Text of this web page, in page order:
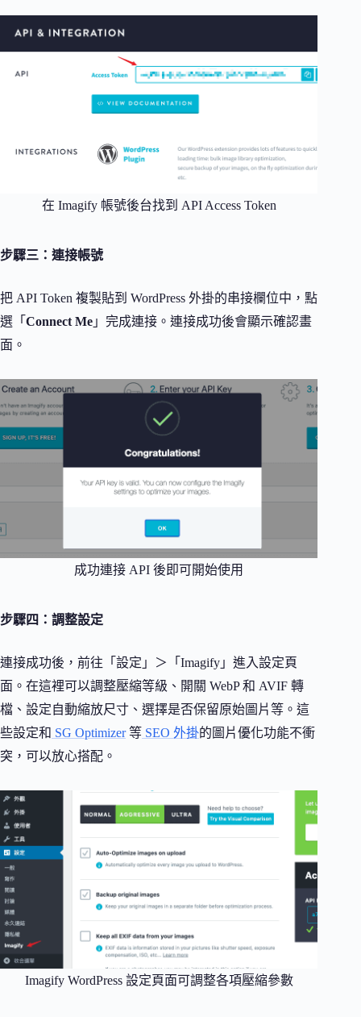
在 Imagify 帳號後台找到 API Access Token
步驟三：連接帳號
把 API Token 複製貼到 WordPress 外掛的串接欄位中，點
選「 Connect Me 」完成連接。連接成功後會顯示確認畫
面。
成功連接 API 後即可開始使用
步驟四：調整設定
連接成功後，前往「設定」＞「Imagify」進入設定頁
面。在這裡可以調整壓縮等級、開關 WebP 和 AVIF 轉
檔、設定自動縮放尺寸、選擇是否保留原始圖片等。這
些設定和 SG Optimizer等 SEO 外掛的圖片優化功能不衝
突，可以放心搭配。
Imagify WordPress 設定頁面可調整各項壓縮參數